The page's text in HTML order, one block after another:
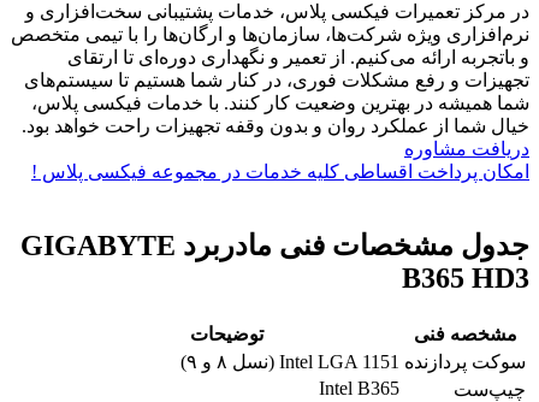
در مرکز تعمیرات فیکسی پلاس، خدمات پشتیبانی سخت‌افزاری و
نرم‌افزاری ویژه شرکت‌ها، سازمان‌ها و ارگان‌ها را با تیمی متخصص
و باتجربه ارائه می‌کنیم. از تعمیر و نگهداری دوره‌ای تا ارتقای
تجهیزات و رفع مشکلات فوری، در کنار شما هستیم تا سیستم‌های
شما همیشه در بهترین وضعیت کار کنند. با خدمات فیکسی پلاس،
خیال شما از عملکرد روان و بدون وقفه تجهیزات راحت خواهد بود.
دریافت مشاوره
امکان پرداخت اقساطی کلیه خدمات در مجموعه فیکسی پلاس !
جدول مشخصات فنی مادربرد GIGABYTE
B365 HD3
مشخصه فنی
توضیحات
سوکت پردازنده Intel LGA 1151 (نسل ۸ و ۹)
چیپ‌ست
Intel B365